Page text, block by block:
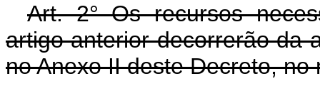
Art. 2° Os recursos
artigo anterior decorrerão da
no Anexo II deste Decreto,